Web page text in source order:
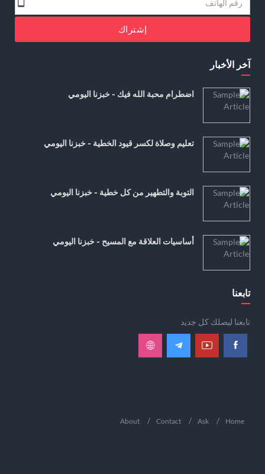
إشتراك
آخر الأخبار
اضطرام محبة الله فيك - خبزنا اليومي
تعليم وصلاة لكسر قيود الخطية - خبزنا اليومي
التوبة والتطهير من كل خطية - خبزنا اليومي
أساسيات العلاقة مع المسيح - خبزنا اليومي
تابعنا
تابعنا ليصلك كل جديد
Home
Ask
Contact
About